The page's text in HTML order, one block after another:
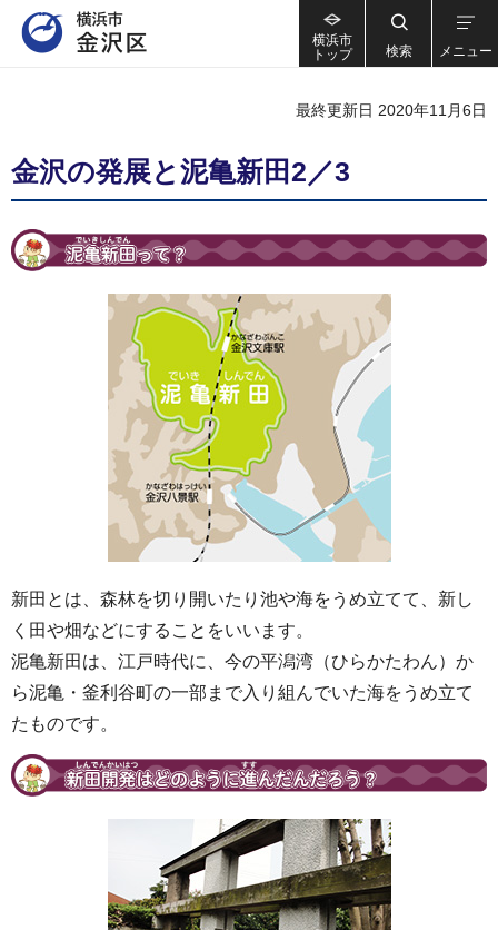
横浜市
トップ
検索 メニュー
最終更新日 2020年11月6日
金沢の発展と泥亀新田2／3
新田とは、森林を切り開いたり池や海をうめ立てて、新し
く田や畑などにすることをいいます。
泥亀新田は、江戸時代に、今の平潟湾（ひらかたわん）か
ら泥亀・釜利谷町の一部まで入り組んでいた海をうめ立て
たものです。